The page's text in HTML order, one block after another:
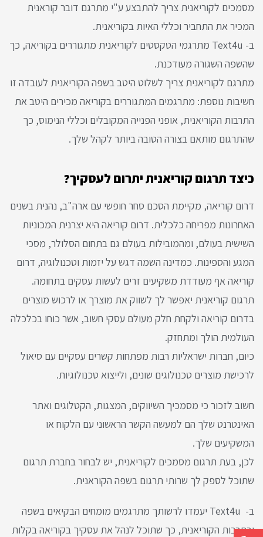
מסמכים לקוריאנית צריך להתבצע ע"י מתרגם דובר קוראנית
המכיר את התחביר וכללי האיות בקוריאנית.
ב- Text4u מתרגמי הטקסטים לקוריאנית מתגוררים בקוריאה, כך
שהשפה השגורה מעודכנת.
מתרגם לקוריאנית צריך לשלוט היטב בשפה הקוריאנית לעובדה זו
חשיבות נוספת: מתרגמים המתגוררים בקוריאה מכירים היטב את
התרבות הקוריאנית, אופני הפנייה המקובלים וכללי הנימוס, כך
שהתרגום מותאם בצורה הטובה ביותר לקהל שלך.
כיצד תרגום קוריאנית יתרום לעסקיך?
דרום קוריאה, מקיימת הסכם סחר חופשי עם ארה"ב, נהנית בשנים
האחרונות מפריחה כלכלית. דרום קוריאה היא יצרנית המכוניות
השישית בעולם, ומהמובילות בעולם גם בתחום הסלולר, מסכי
המגע והספינות. כמדינה השמה דגש על יזמות וטכנולוגיה, דרום
קוריאה אף מעודדת משקיעים זרים לעשות עסקים בתחומה.
תרגום קוריאנית יאפשר לך לשווק את מוצרך או לרכוש מוצרים
בדרום קוריאה ולקחת חלק מעולם עסקי חשוב, אשר כוחו בכלכלה
העולמית הולך ומתחזק.
כיום, חברות ישראליות רבות מפתחות קשרים עסקיים עם סיאול
לרכישת מוצרים טכנולוגים שונים, ולייצוא טכנולוגיות.
חשוב לזכור כי מסמכיך השיווקים, המצגות, הקטלוגים ואתר
האינטרנט שלך הם למעשה הקשר הראשוני עם הלקוח או
המשקיעים שלך.
לכן, בעת תרגום מסמכים לקוריאנית, יש לבחור בחברת תרגום
שתוכל לספק לך שרותי תרגום בשפה הקוראנית.
ב- Text4u יעמדו לרשותך מתרגמים מומחים הבקיאים בשפה
ובתרבות הקוריאנית, כך שתוכל לנהל את עסקיך בקוריאה בקלות